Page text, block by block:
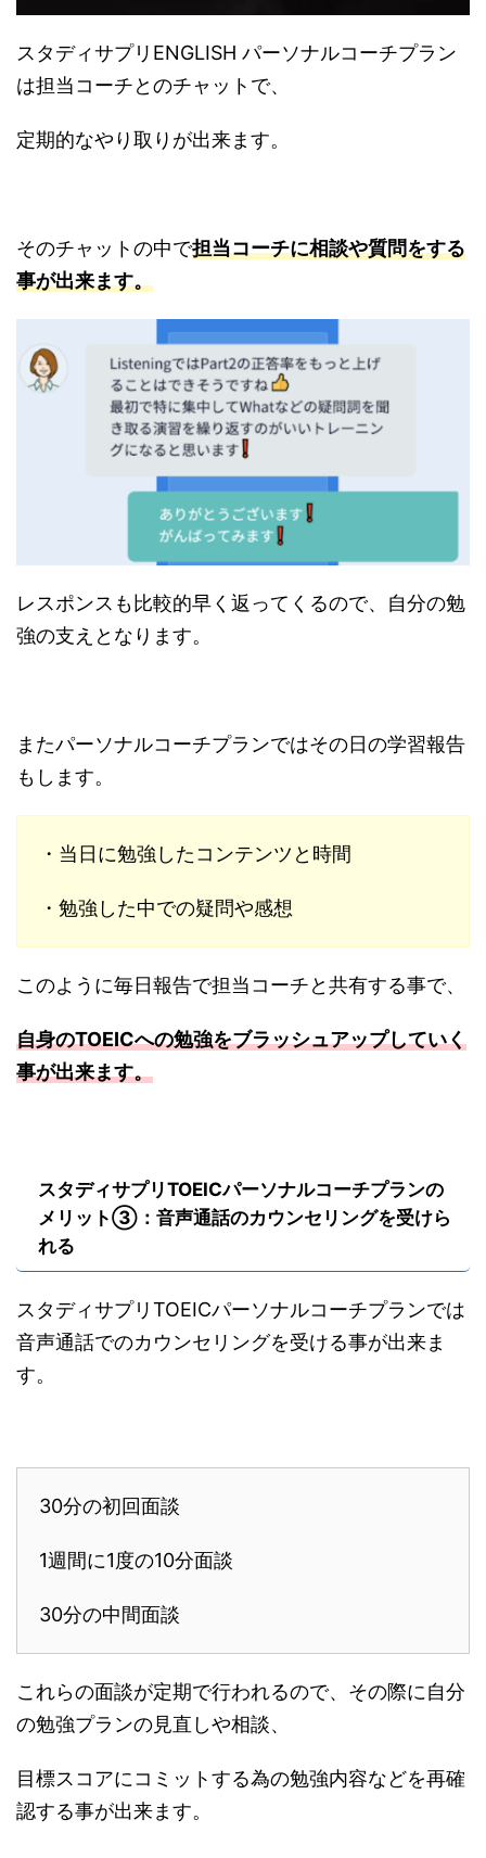
スタディサプリENGLISH パーソナルコーチプラン
は担当コーチとのチャットで、
定期的なやり取りが出来ます。
そのチャットの中で担当コーチに相談や質問をする
事が出来ます。
レスポンスも比較的早く返ってくるので、自分の勉
強の支えとなります。
またパーソナルコーチプランではその日の学習報告
もします。
・当日に勉強したコンテンツと時間
・勉強した中での疑問や感想
このように毎日報告で担当コーチと共有する事で、
自身のTOEICへの勉強をブラッシュアップしていく
事が出来ます。
スタディサプリTOEICパーソナルコーチプランの
メリット③：音声通話のカウンセリングを受けら
れる
スタディサプリTOEICパーソナルコーチプランでは
音声通話でのカウンセリングを受ける事が出来ま
す。
30分の初回面談
1週間に1度の10分面談
30分の中間面談
これらの面談が定期で行われるので、その際に自分
の勉強プランの見直しや相談、
目標スコアにコミットする為の勉強内容などを再確
認する事が出来ます。